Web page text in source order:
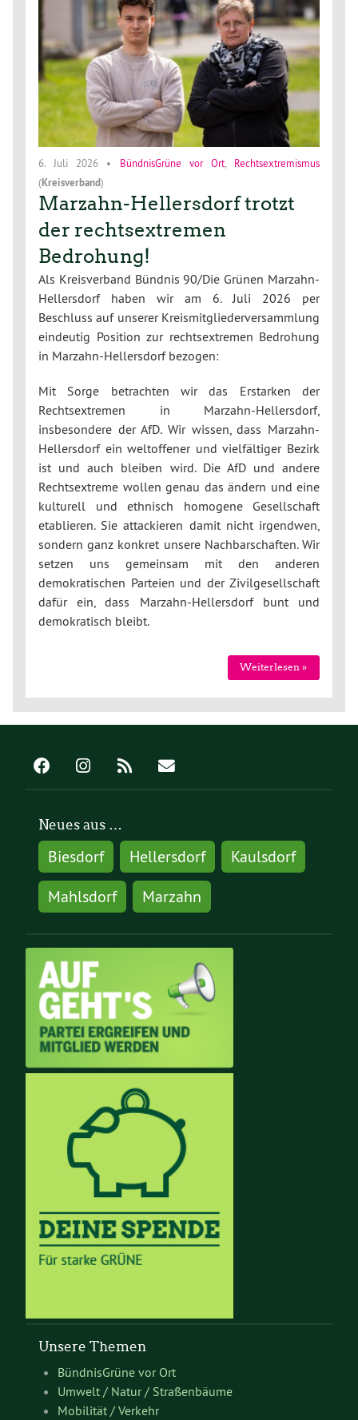
6. Juli 2026 • BündnisGrüne vor Ort, Rechtsextremismus
(Kreisverband)
Marzahn-Hellersdorf trotzt
der rechtsextremen
Bedrohung!
Als Kreisverband Bündnis 90/Die Grünen Marzahn-
Hellersdorf haben wir am 6. Juli 2026 per
Beschluss auf unserer Kreismitgliederversammlung
eindeutig Position zur rechtsextremen Bedrohung
in Marzahn-Hellersdorf bezogen:
Mit Sorge betrachten wir das Erstarken der
Rechtsextremen in Marzahn-Hellersdorf,
insbesondere der AfD. Wir wissen, dass Marzahn-
Hellersdorf ein weltoffener und vielfältiger Bezirk
ist und auch bleiben wird. Die AfD und andere
Rechtsextreme wollen genau das ändern und eine
kulturell und ethnisch homogene Gesellschaft
etablieren. Sie attackieren damit nicht irgendwen,
sondern ganz konkret unsere Nachbarschaften. Wir
setzen uns gemeinsam mit den anderen
demokratischen Parteien und der Zivilgesellschaft
dafür ein, dass Marzahn-Hellersdorf bunt und
demokratisch bleibt.
Weiterlesen »
Neues aus …
Biesdorf Hellersdorf
Kaulsdorf
Mahlsdorf
Marzahn
Unsere Themen
BündnisGrüne vor Ort
Umwelt / Natur / Straßenbäume
Mobilität / Verkehr